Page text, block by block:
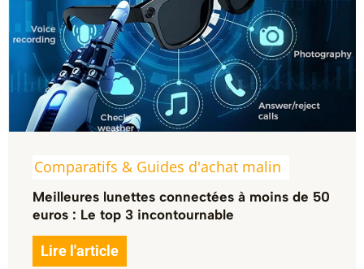
Comparatifs & Guides d'achat malin
Meilleures lunettes connectées à moins de 50
euros : Le top 3 incontournable
Lire l'article